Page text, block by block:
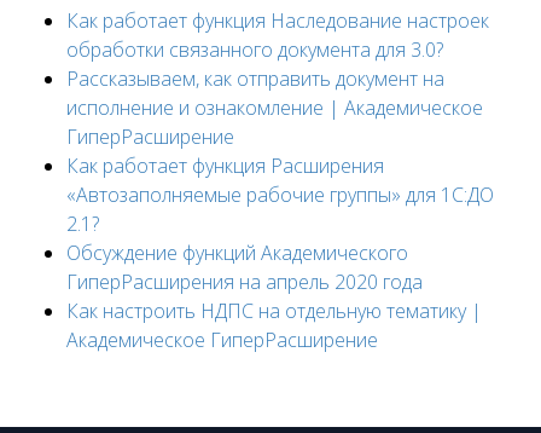
Как работает функция Наследование настроек
обработки связанного документа для 3.0?
Рассказываем, как отправить документ на
исполнение и ознакомление | Академическое
ГиперРасширение
Как работает функция Расширения
«Автозаполняемые рабочие группы» для 1С:ДО
2.1?
Обсуждение функций Академического
ГиперРасширения на апрель 2020 года
Как настроить НДПС на отдельную тематику |
Академическое ГиперРасширение